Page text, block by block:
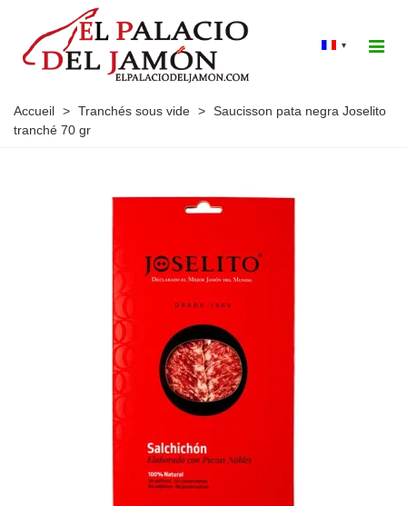
▾
Accueil > Tranchés sous vide > Saucisson pata negra Joselito
tranché 70 gr